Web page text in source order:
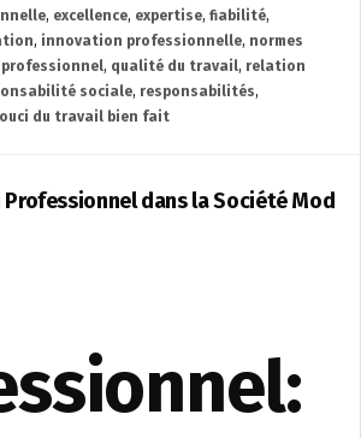
, excellence, expertise, fiabilité,
, innovation professionnelle, normes
professionnel, qualité du travail, relation
sociale, responsabilités,
du travail bien fait
Professionnel dans la Société Mod